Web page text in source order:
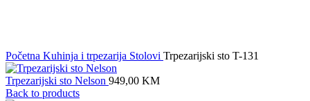
Početna Kuhinja i trpezarija Stolovi Trpezarijski sto T-131
Trpezarijski sto Nelson 949,00 KM
Back to products